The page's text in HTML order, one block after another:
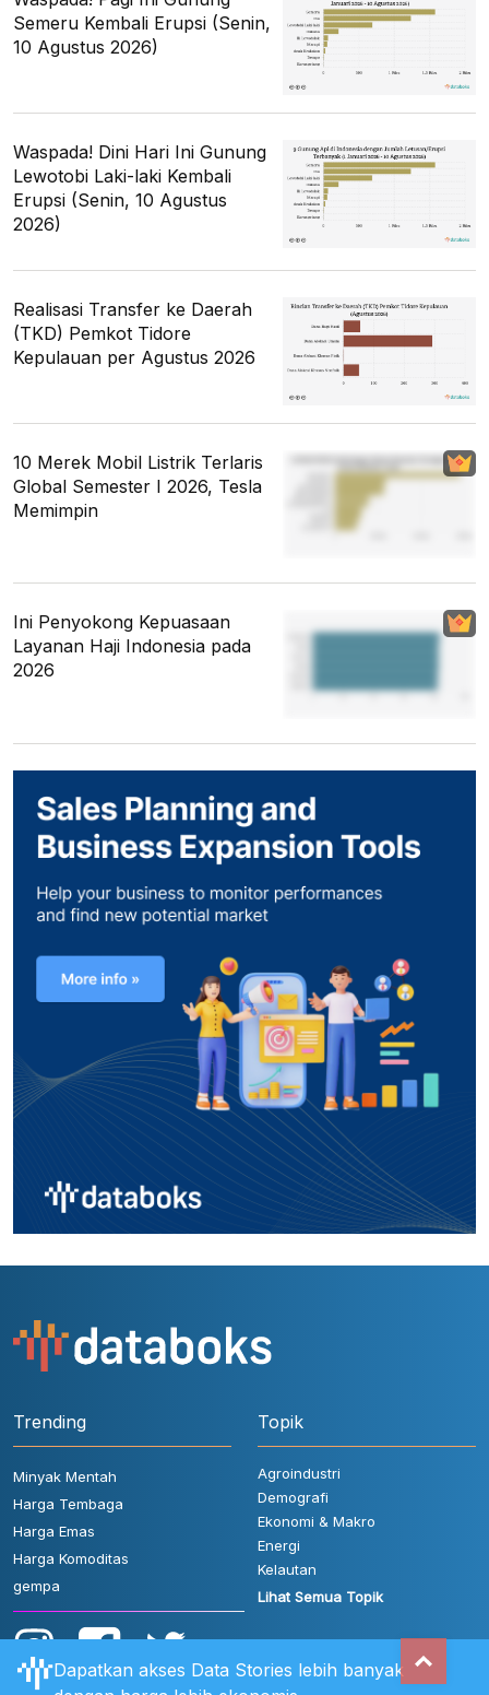
Semeru Kembali Erupsi (Senin,
10 Agustus 2026)
Waspada! Dini Hari Ini Gunung
Lewotobi Laki-laki Kembali
Erupsi (Senin, 10 Agustus
2026)
Realisasi Transfer ke Daerah
(TKD) Pemkot Tidore
Kepulauan per Agustus 2026
10 Merek Mobil Listrik Terlaris
Global Semester I 2026, Tesla
Memimpin
Ini Penyokong Kepuasaan
Layanan Haji Indonesia pada
2026
Trending
Minyak Mentah
Harga Tembaga
Harga Emas
Harga Komoditas
gempa
Topik
Agroindustri
Demografi
Ekonomi & Makro
Energi
Kelautan
Lihat Semua Topik
Dapatkan akses Data Stories lebih banyak